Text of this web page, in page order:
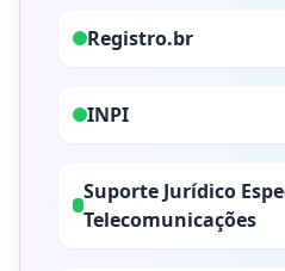
Registro.br
INPI
Suporte Jurídico
Telecomunicações